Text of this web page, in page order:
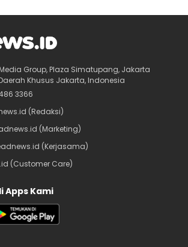
Group, Plaza Simatupang, Jakarta
Khusus Jakarta, Indonesia
3366
(Redaksi)
(Marketing)
(Kerjasama)
(Customer Care)
Apps Kami